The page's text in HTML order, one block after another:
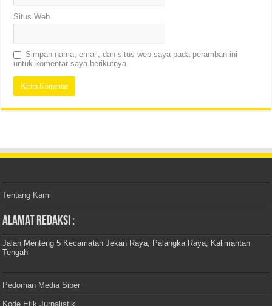
Situs Web
Simpan nama, email, dan situs web saya pada peramban ini
untuk komentar saya berikutnya.
Tentang Kami
Alamat Redaksi :
Jalan Menteng 5 Kecamatan Jekan Raya, Palangka Raya, Kalimantan
Tengah
Pedoman Media Siber
Kode Etik Jurnalistik